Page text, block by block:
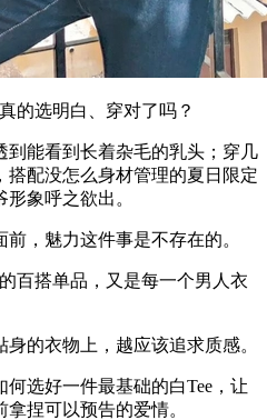
选明白、穿对了吗？
能看到长着杂毛的乳头；穿几
搭配没怎么身材管理的夏日限定
象呼之欲出。
，魅力这件事是不存在的。
搭单品，又是每一个男人衣
的衣物上，越应该追求质感。
选好一件最基础的白Tee，让
捏可以预告的爱情。